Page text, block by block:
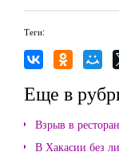
Теги:
Еще в
Взрыв в
В Хакасии без